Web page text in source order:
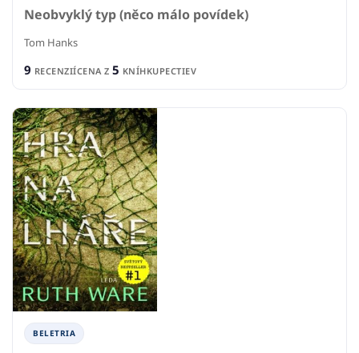
Neobvyklý typ (něco málo povídek)
Tom Hanks
9 RECENZIÍCENA Z 5 KNÍHKUPECTIEV
BELETRIA